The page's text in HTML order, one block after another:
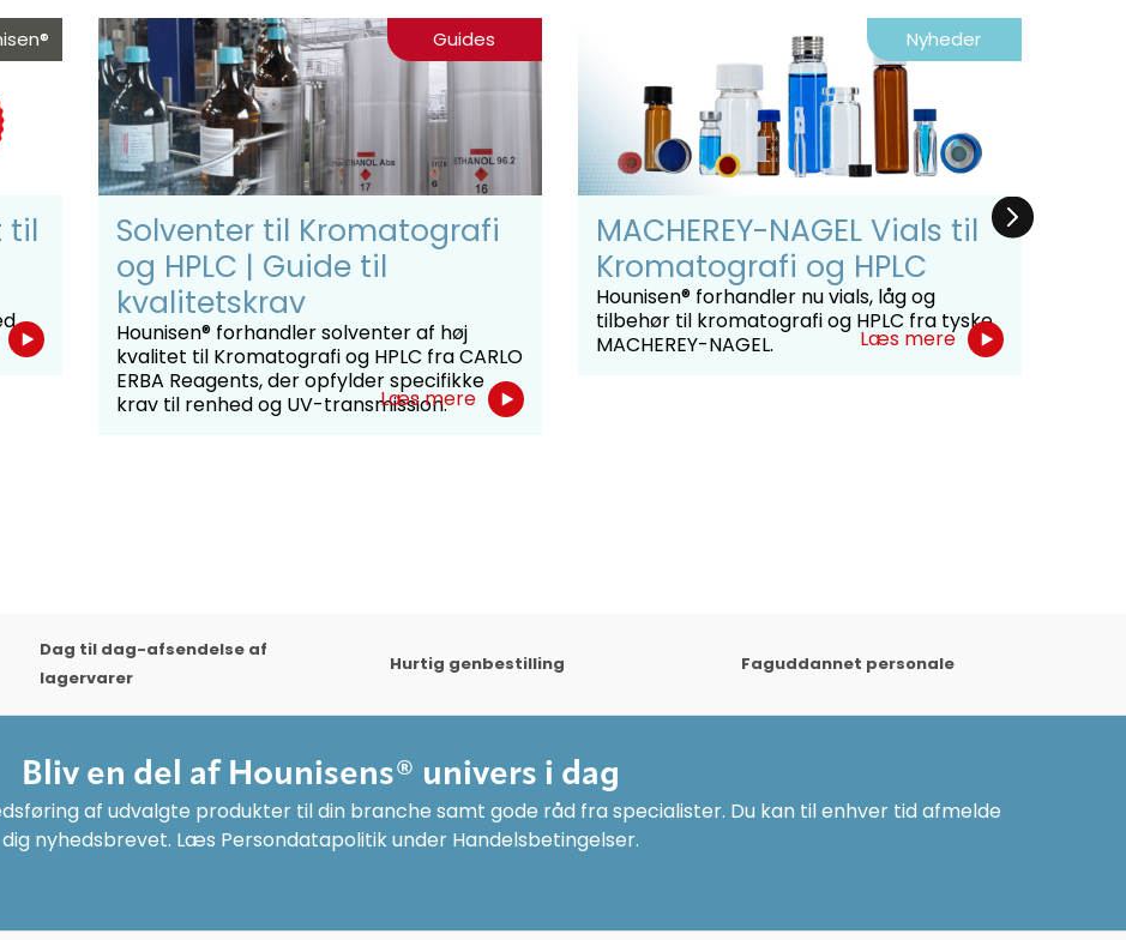
til
Guides
Solventer til Kromatografi
og HPLC | Guide til
kvalitetskrav
Hounisen® forhandler solventer af høj
kvalitet til Kromatografi og HPLC fra CARLO
ERBA Reagents, der opfylder specifikke
krav til renhed og UV-transmission.
Læs mere
Nyheder
MACHEREY-NAGEL Vials til
Kromatografi og HPLC
Hounisen® forhandler nu vials, låg og
tilbehør til kromatografi og HPLC fra tyske
MACHEREY-NAGEL.
Læs mere
Dag til dag-afsendelse af
lagervarer
Hurtig genbestilling Faguddannet personale
Bliv en del af Hounisens® univers i dag
af udvalgte produkter til din branche samt gode råd fra specialister. Du kan til enhver tid afmelde
dig nyhedsbrevet. Læs Persondatapolitik under Handelsbetingelser.